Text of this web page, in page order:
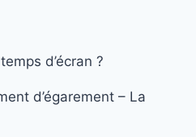
d’écran ?
d’égarement – La